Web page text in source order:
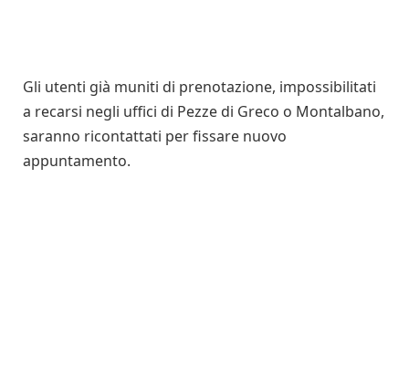
Gli utenti già muniti di prenotazione, impossibilitati
a recarsi negli uffici di Pezze di Greco o Montalbano,
saranno ricontattati per fissare nuovo
appuntamento.